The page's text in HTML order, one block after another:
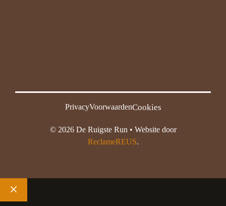
PrivacyVoorwaardenCookies
© 2026 De Ruigste Run • Website door
ReclameREUS.
Sluiten